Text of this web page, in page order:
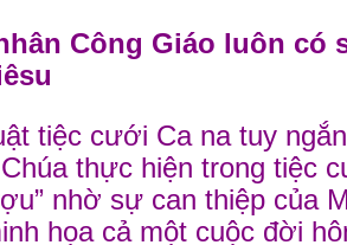
Công Giáo luôn có
tiệc cưới Ca na tuy
thực hiện trong tiệc
nhờ sự can thiệp của
họa cả một cuộc đời